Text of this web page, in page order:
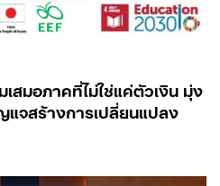
สมอภาคที่ไม่ใช่แค่ตัวเงิน มุ่ง
จสร้างการเปลี่ยนแปลง